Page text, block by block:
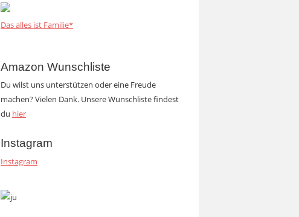
Das alles ist Familie*
Amazon Wunschliste
Du wilst uns unterstützen oder eine Freude
machen? Vielen Dank. Unsere Wunschliste findest
du hier
Instagram
Instagram